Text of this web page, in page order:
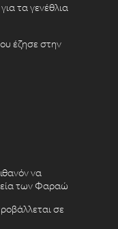
τα γενέθλια
έζησε στην
να
των Φαραώ
σε